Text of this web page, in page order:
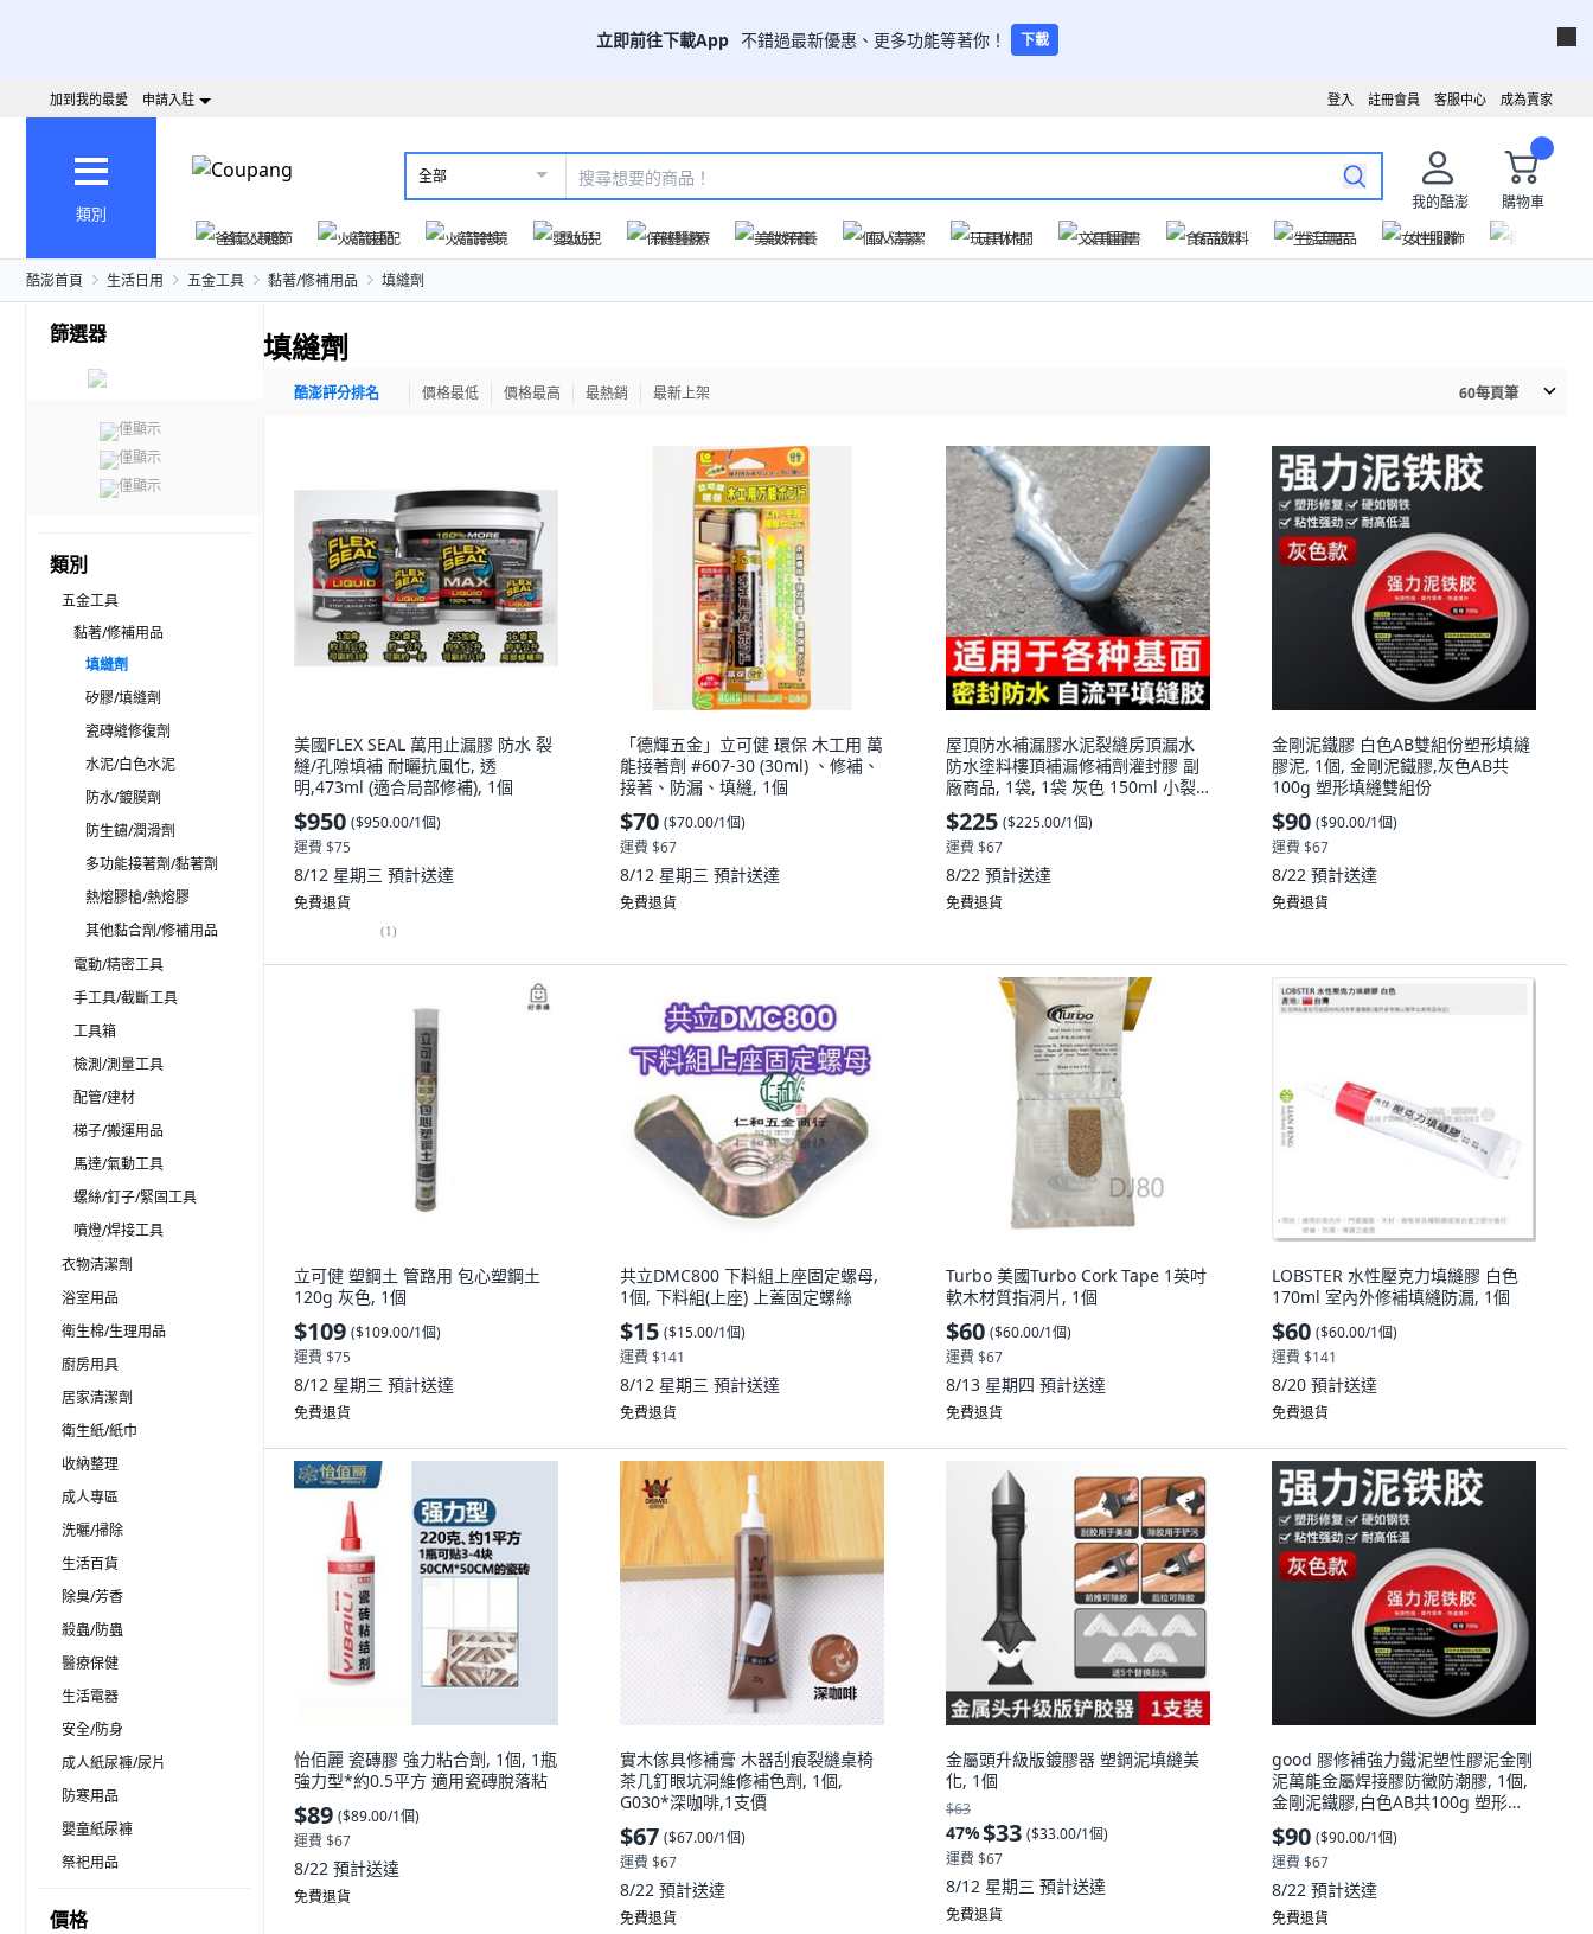
立即前往下載App 不錯過最新優惠、更多功能等著你！ 下載
成為賣家
客服中心
註冊會員
登入
加到我的最愛 申請入駐
類別
全部
我的酷澎
購物車
爸氣父親節
火箭速配 火箭跨境 嬰幼兒 保健醫療 美妝保養 個人清潔 玩具休閒 文具圖書 食品飲料 生活用品 女性服飾
酷澎首頁 生活日用 五金工具 黏著/修補用品 填縫劑
篩選器
僅顯示
僅顯示
僅顯示
類別
五金工具
黏著/修補用品
填縫劑
矽膠/填縫劑
瓷磚縫修復劑
水泥/白色水泥
防水/鍍膜劑
防生鏽/潤滑劑
多功能接著劑/黏著劑
熱熔膠槍/熱熔膠
其他黏合劑/修補用品
電動/精密工具
手工具/截斷工具
工具箱
檢測/測量工具
配管/建材
梯子/搬運用品
馬達/氣動工具
螺絲/釘子/緊固工具
噴燈/焊接工具
衣物清潔劑
浴室用品
衛生棉/生理用品
廚房用具
居家清潔劑
衛生紙/紙巾
收納整理
成人專區
洗曬/掃除
生活百貨
除臭/芳香
殺蟲/防蟲
醫療保健
生活電器
安全/防身
成人紙尿褲/尿片
防寒用品
嬰童紙尿褲
祭祀用品
價格
填縫劑
酷澎評分排名 價格最低 價格最高 最熱銷 最新上架 60每頁筆
美國FLEX SEAL 萬用止漏膠 防水 裂
縫/孔隙填補 耐曬抗風化, 透
明,473ml (適合局部修補), 1個
$950 ($950.00/1個)
運費 $75
8/12 星期三 預計送達
免費退貨
(1)
「德輝五金」立可健 環保 木工用 萬
能接著劑 #607-30 (30ml) 、修補、
接著、防漏、填縫, 1個
$70 ($70.00/1個)
運費 $67
8/12 星期三 預計送達
免費退貨
屋頂防水補漏膠水泥裂縫房頂漏水
防水塗料樓頂補漏修補劑灌封膠 副
廠商品, 1袋, 1袋 灰色 150ml 小裂
縫修補
$225 ($225.00/1個)
運費 $67
8/22 預計送達
免費退貨
金剛泥鐵膠 白色AB雙組份塑形填縫
膠泥, 1個, 金剛泥鐵膠,灰色AB共
100g 塑形填縫雙組份
$90 ($90.00/1個)
運費 $67
8/22 預計送達
免費退貨
立可健 塑鋼土 管路用 包心塑鋼土
120g 灰色, 1個
$109 ($109.00/1個)
運費 $75
8/12 星期三 預計送達
免費退貨
共立DMC800 下料組上座固定螺母,
1個, 下料組(上座) 上蓋固定螺絲
$15 ($15.00/1個)
運費 $141
8/12 星期三 預計送達
免費退貨
Turbo 美國Turbo Cork Tape 1英吋
軟木材質指洞片, 1個
$60 ($60.00/1個)
運費 $67
8/13 星期四 預計送達
免費退貨
LOBSTER 水性壓克力填縫膠 白色
170ml 室內外修補填縫防漏, 1個
$60 ($60.00/1個)
運費 $141
8/20 預計送達
免費退貨
怡佰麗 瓷磚膠 強力粘合劑, 1個, 1瓶
強力型*約0.5平方 適用瓷磚脫落粘
$89 ($89.00/1個)
運費 $67
8/22 預計送達
免費退貨
實木傢具修補膏 木器刮痕裂縫桌椅
茶几釘眼坑洞維修補色劑, 1個,
G030*深咖啡,1支價
$67 ($67.00/1個)
運費 $67
8/22 預計送達
免費退貨
金屬頭升級版鍍膠器 塑鋼泥填縫美
化, 1個
$63
47%$33 ($33.00/1個)
運費 $67
8/12 星期三 預計送達
免費退貨
good 膠修補強力鐵泥塑性膠泥金剛
泥萬能金屬焊接膠防黴防潮膠, 1個,
金剛泥鐵膠,白色AB共100g 塑形填
縫雙組份
$90 ($90.00/1個)
運費 $67
8/22 預計送達
免費退貨